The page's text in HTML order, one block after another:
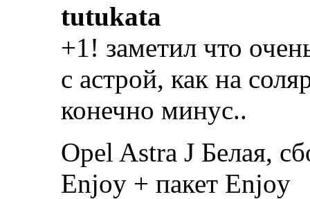
tutukata
+1! заметил что
с астрой, как на
конечно минус..
Opel Astra J Белая,
Enjoy + пакет Enjoy